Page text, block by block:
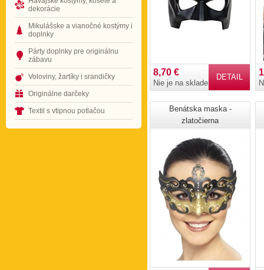
dekorácie
Mikulášske a vianočné kostýmy i
doplnky
Párty doplnky pre originálnu
zábavu
Voloviny, žartíky i srandičky
Originálne darčeky
Textil s vtipnou potlačou
DETAIL
8,70 €
Nie je na sklade
Benátska maska -
zlatočierna